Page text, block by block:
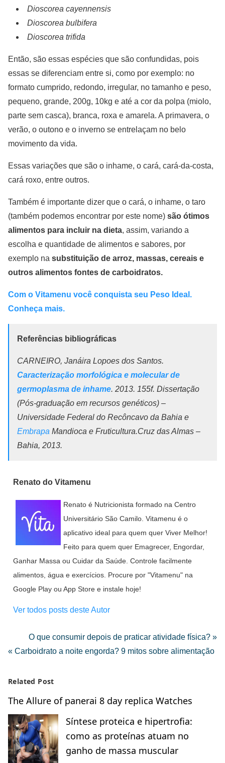
Dioscorea cayennensis
Dioscorea bulbifera
Dioscorea trifida
Então, são essas espécies que são confundidas, pois
essas se diferenciam entre si, como por exemplo: no
formato cumprido, redondo, irregular, no tamanho e peso,
pequeno, grande, 200g, 10kg e até a cor da polpa (miolo,
parte sem casca), branca, roxa e amarela. A primavera, o
verão, o outono e o inverno se entrelaçam no belo
movimento da vida.
Essas variações que são o inhame, o cará, cará-da-costa,
cará roxo, entre outros.
Também é importante dizer que o cará, o inhame, o taro
(também podemos encontrar por este nome) são ótimos
alimentos para incluir na dieta, assim, variando a
escolha e quantidade de alimentos e sabores, por
exemplo na substituição de arroz, massas, cereais e
outros alimentos fontes de carboidratos.
Com o Vitamenu você conquista seu Peso Ideal.
Conheça mais.
Referências bibliográficas
CARNEIRO, Janáira Lopoes dos Santos.
Caracterização morfológica e molecular de
germoplasma de inhame. 2013. 155f. Dissertação
(Pós-graduação em recursos genéticos) –
Universidade Federal do Recôncavo da Bahia e
Embrapa Mandioca e Fruticultura.Cruz das Almas –
Bahia, 2013.
Renato do Vitamenu
Renato é Nutricionista formado na Centro
Universitário São Camilo. Vitamenu é o
aplicativo ideal para quem quer Viver Melhor!
Feito para quem quer Emagrecer, Engordar,
Ganhar Massa ou Cuidar da Saúde. Controle facilmente
alimentos, água e exercícios. Procure por "Vitamenu" na
Google Play ou App Store e instale hoje!
Ver todos posts deste Autor
O que consumir depois de praticar atividade física? »
« Carboidrato a noite engorda? 9 mitos sobre alimentação
Related Post
The Allure of panerai 8 day replica Watches
Síntese proteica e hipertrofia:
como as proteínas atuam no
ganho de massa muscular